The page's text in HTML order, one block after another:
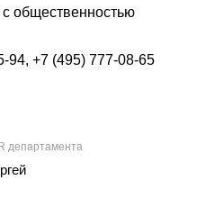
общественностью
94, +7 (495) 777-08-65
департамента